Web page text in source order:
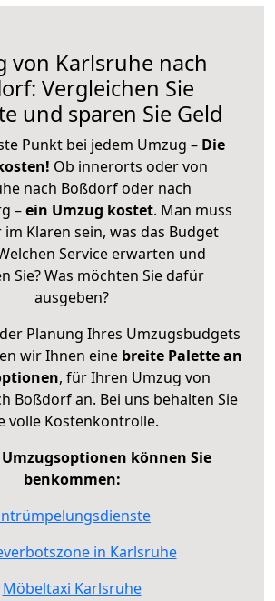
von Karlsruhe nach
Vergleichen Sie
und sparen Sie Geld
Punkt bei jedem Umzug – Die
Ob innerorts oder von
nach Boßdorf oder nach
–ein Umzug kostet. Man muss
Klaren sein, was das Budget
Service erwarten und
Sie? Was möchten Sie dafür
ausgeben?
Planung Ihres Umzugsbudgets
wir Ihnen eine breite Palette an
, für Ihren Umzug von
Boßdorf an. Bei uns behalten Sie
volle Kostenkontrolle.
können Sie
benkommen:
in Karlsruhe
Möbeltaxi Karlsruhe